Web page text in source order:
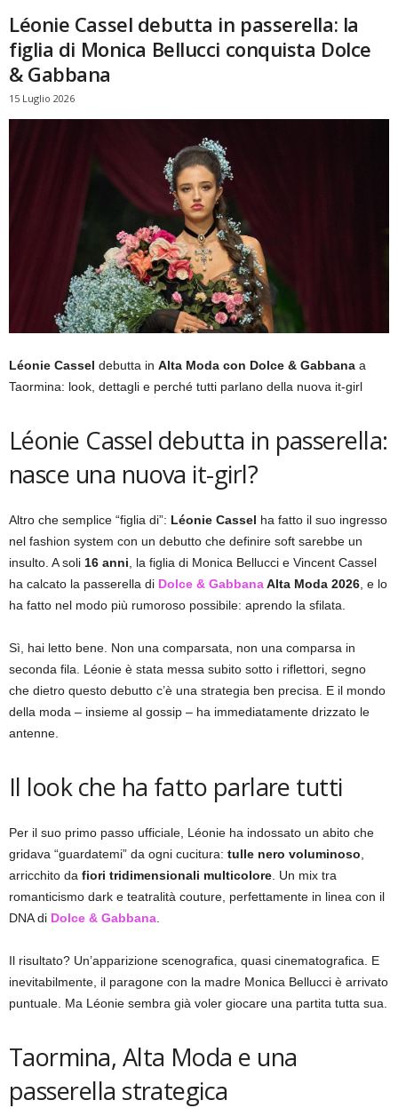
Léonie Cassel debutta in passerella: la
figlia di Monica Bellucci conquista Dolce
& Gabbana
15 Luglio 2026
Léonie Cassel debutta in Alta Moda con Dolce & Gabbana a
Taormina: look, dettagli e perché tutti parlano della nuova it-girl
Léonie Cassel debutta in passerella:
nasce una nuova it-girl?
Altro che semplice “figlia di”: Léonie Cassel ha fatto il suo ingresso
nel fashion system con un debutto che definire soft sarebbe un
insulto. A soli 16 anni , la figlia di Monica Bellucci e Vincent Cassel
ha calcato la passerella di Dolce & GabbanaAlta Moda 2026 , e lo
ha fatto nel modo più rumoroso possibile: aprendo la sfilata.
Sì, hai letto bene. Non una comparsata, non una comparsa in
seconda fila. Léonie è stata messa subito sotto i riflettori, segno
che dietro questo debutto c’è una strategia ben precisa. E il mondo
della moda – insieme al gossip – ha immediatamente drizzato le
antenne.
Il look che ha fatto parlare tutti
Per il suo primo passo ufficiale, Léonie ha indossato un abito che
gridava “guardatemi” da ogni cucitura: tulle nero voluminoso
arricchito da fiori tridimensionali multicolore . Un mix tra
romanticismo dark e teatralità couture, perfettamente in linea con il
DNA di Dolce & Gabbana
Il risultato? Un’apparizione scenografica, quasi cinematografica. E
inevitabilmente, il paragone con la madre Monica Bellucci è arrivato
puntuale. Ma Léonie sembra già voler giocare una partita tutta sua.
Taormina, Alta Moda e una
passerella strategica